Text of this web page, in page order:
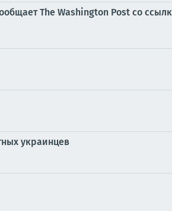
The Washington Post со
украинцев